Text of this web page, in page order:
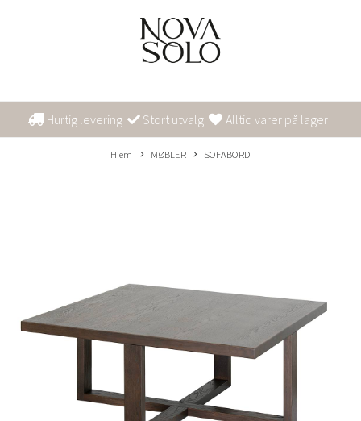
Hurtig levering Stort utvalg Alltid varer på lager
Hjem MØBLER SOFABORD